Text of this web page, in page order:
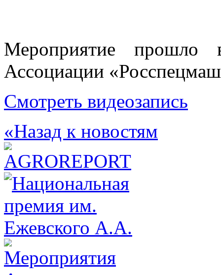
Мероприятие прошло
Ассоциации
Смотреть видеозапись
«Назад к новостям